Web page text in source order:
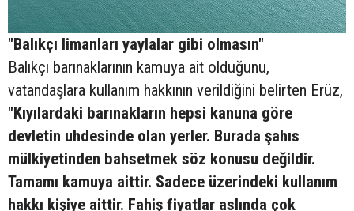
"Balıkçı limanları yaylalar gibi olmasın"
Balıkçı barınaklarının kamuya ait olduğunu,
vatandaşlara kullanım hakkının verildiğini belirten Erüz,
"Kıyılardaki barınakların hepsi kanuna göre
devletin uhdesinde olan yerler. Burada şahıs
mülkiyetinden bahsetmek söz konusu değildir.
Tamamı kamuya aittir. Sadece üzerindeki kullanım
hakkı kişiye aittir. Fahiş fiyatlar aslında çok